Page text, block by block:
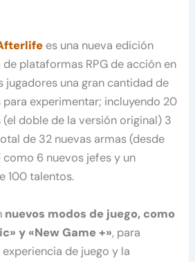
es una nueva edición
plataformas RPG de acción en
jugadores una gran cantidad de
experimentar; incluyendo 20
doble de la versión original) 3
de 32 nuevas armas (desde
como 6 nuevos jefes y un
100 talentos.
nuevos modos de juego, como
y «New Game +», para
de juego y la